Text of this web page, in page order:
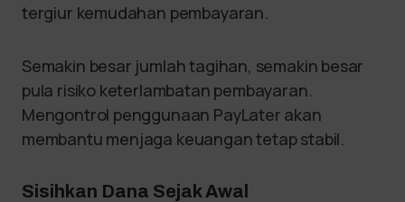
tergiur kemudahan pembayaran.
Semakin besar jumlah tagihan, semakin besar
pula risiko keterlambatan pembayaran.
Mengontrol penggunaan PayLater akan
membantu menjaga keuangan tetap stabil.
Sisihkan Dana Sejak Awal